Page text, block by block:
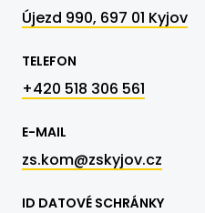
Újezd 990, 697 01 Kyjov
TELEFON
+420 518 306 561
E-MAIL
zs.kom@zskyjov.cz
ID DATOVÉ SCHRÁNKY